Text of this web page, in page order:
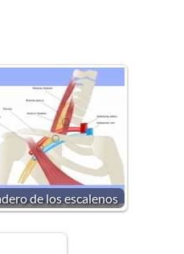
de los escalenos